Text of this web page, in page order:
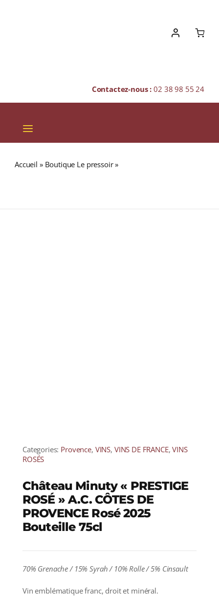
Contactez-nous :02 38 98 55 24
Toggle
Navigation
Accueil » Boutique Le pressoir»
Categories: Provence, VINS, VINS DE FRANCE,VINS
ROSÉS
Château Minuty « PRESTIGE
ROSÉ » A.C. CÔTES DE
PROVENCE Rosé 2025
Bouteille 75cl
70% Grenache / 15% Syrah / 10% Rolle / 5% Cinsault
Vin emblématique franc, droit et minéral.